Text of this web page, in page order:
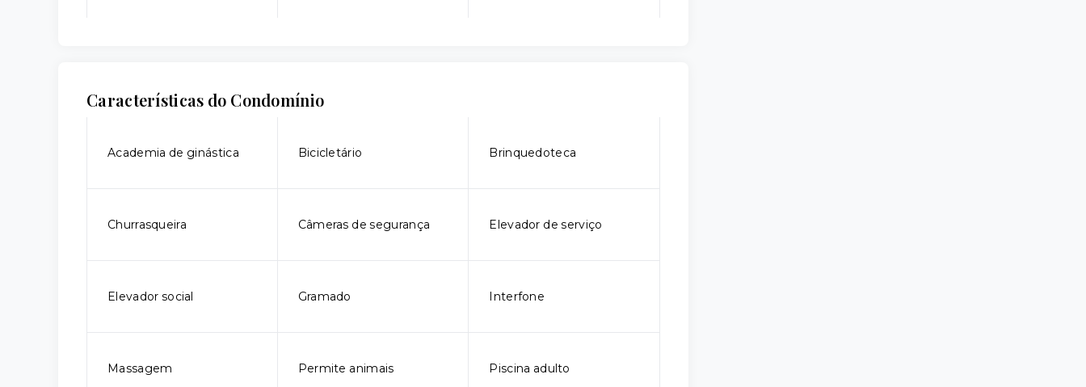
Características do Condomínio
Academia de ginástica Bicicletário Brinquedoteca
Churrasqueira Câmeras de segurança Elevador de serviço
Elevador social Gramado Interfone
Massagem Permite animais Piscina adulto